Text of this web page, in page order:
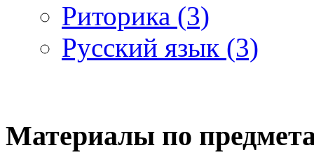
Риторика (3)
Русский язык (3)
Материалы по